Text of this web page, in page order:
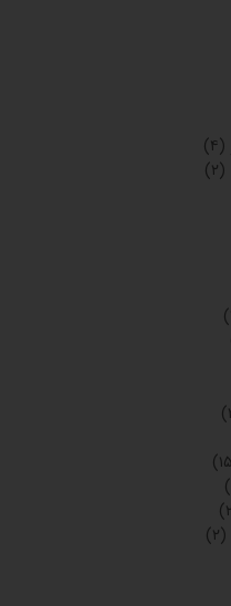
(۴)
(۲)
(۲)